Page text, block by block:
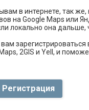
в интернете, так
на Google Maps или
локально она дальше,
2GIS и Yell, и
Регистрация